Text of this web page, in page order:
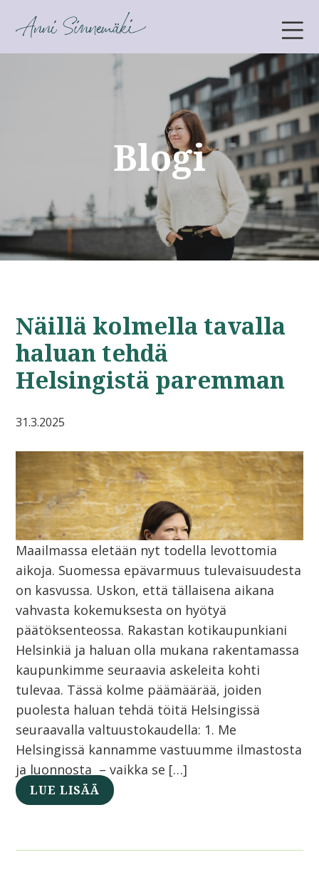
ANNI SINNEMÄKI
Blogi
Näillä kolmella tavalla
haluan tehdä
Helsingistä paremman
31.3.2025
Maailmassa eletään nyt todella levottomia
aikoja. Suomessa epävarmuus tulevaisuudesta
on kasvussa. Uskon, että tällaisena aikana
vahvasta kokemuksesta on hyötyä
päätöksenteossa. Rakastan kotikaupunkiani
Helsinkiä ja haluan olla mukana rakentamassa
kaupunkimme seuraavia askeleita kohti
tulevaa. Tässä kolme päämäärää, joiden
puolesta haluan tehdä töitä Helsingissä
seuraavalla valtuustokaudella: 1. Me
Helsingissä kannamme vastuumme ilmastosta
ja luonnosta – vaikka se […]
LUE LISÄÄ